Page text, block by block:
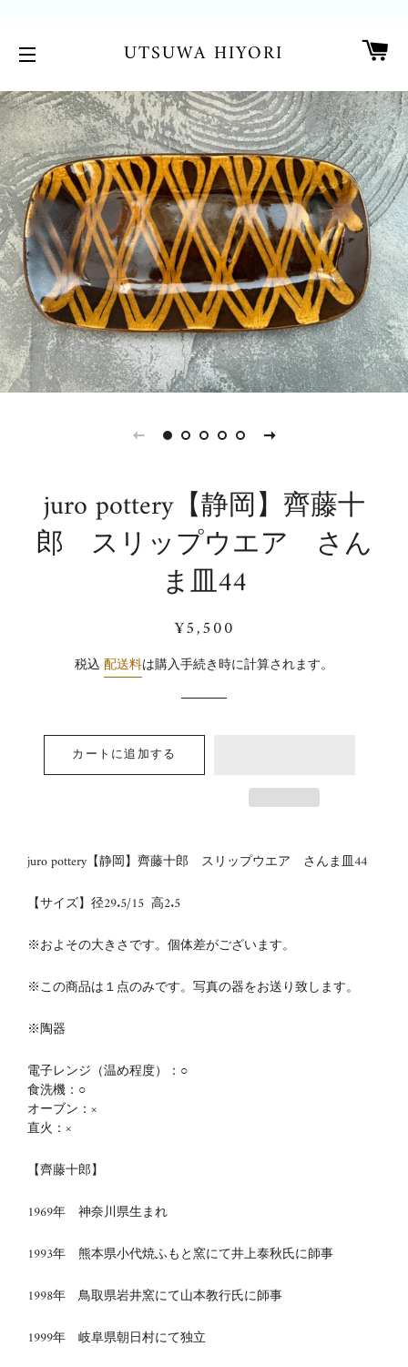
UTSUWA HIYORI
juro pottery【静岡】齊藤十
郎 スリップウエア さん
ま皿44
通
価
販
価
¥5,500
税込 配送料は購入手続き時に計算されます。
カートに追加する
juro pottery【静岡】齊藤十郎 スリップウエア さんま皿44
【サイズ】径29.5/15 高2.5
※およその大きさです。個体差がございます。
※この商品は１点のみです。写真の器をお送り致します。
※陶器
電子レンジ（温め程度）：○
食洗機：○
オーブン：×
直火：×
【齊藤十郎】
1969年 神奈川県生まれ
1993年 熊本県小代焼ふもと窯にて井上泰秋氏に師事
1998年 鳥取県岩井窯にて山本教行氏に師事
1999年 岐阜県朝日村にて独立